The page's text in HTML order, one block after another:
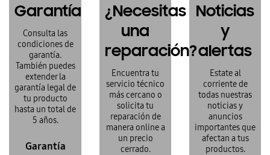
Garantía
Consulta las
condiciones de
garantía.
También puedes
extender la
garantía legal de
tu producto
hasta un total de
5 años.
Garantía
¿Necesitas
una
reparación?
Encuentra tu
servicio técnico
más cercano o
solicita tu
reparación de
manera online a
un precio
cerrado.
Noticias
y
alertas
Estate al
corriente de
todas nuestras
noticias y
anuncios
importantes que
afectan a tus
productos.